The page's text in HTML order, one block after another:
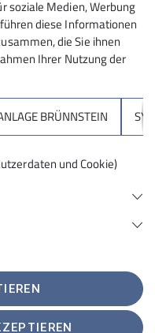
Hochtouren,
Skitourengehen
von Berg- und
(ab 18
(Hierzu sollte
den Bergen oder an
klettern
soziale Medien, Werbung
diese Informationen
die Sie ihnen
Ihrer Nutzung der
BRÜNNSTEIN
und Cookie)